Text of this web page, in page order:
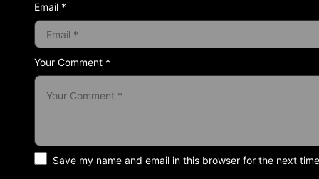
Your Comment *
Email *
Save my name and email in this browser for the next